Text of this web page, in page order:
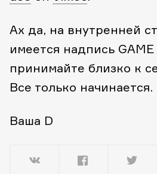
Ах да, на внутренней
имеется надпись
принимайте близко к
Все только начинается.
Ваша D